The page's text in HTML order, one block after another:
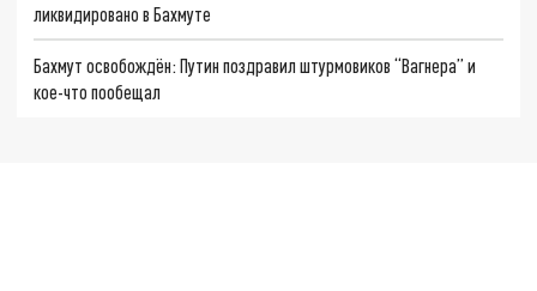
ликвидировано в Бахмуте
Бахмут освобождён: Путин поздравил штурмовиков “Вагнера” и
кое-что пообещал